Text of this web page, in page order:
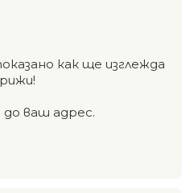
как ще изглежда
ваш адрес.